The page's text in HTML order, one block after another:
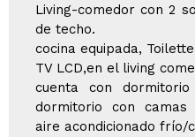
Living-comedor con 2
de techo.
cocina equipada,
TV LCD,en el living
cuenta con
dormitorio con camas
aire acondicionado frío/